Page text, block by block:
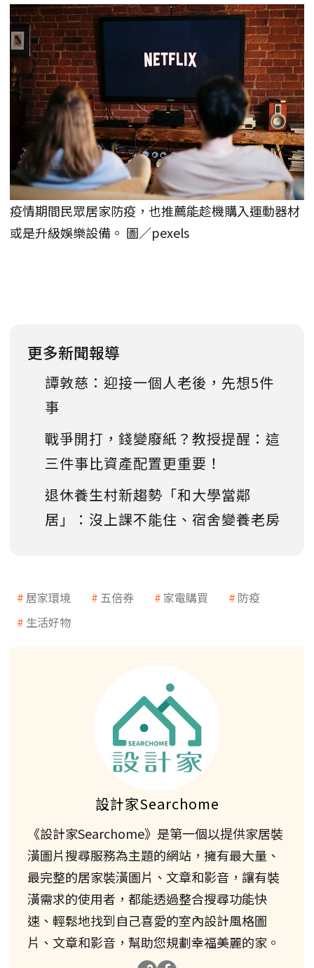
疫情期間民眾居家防疫，也推薦能趁機購入運動器材
或是升級娛樂設備。 圖／pexels
更多新聞報導
譚敦慈：迎接一個人老後，先想5件
事
戰爭開打，錢變廢紙？教授提醒：這
三件事比資產配置更重要！
退休養生村新趨勢「和大學當鄰
居」：沒上課不能住、宿舍變養老房
居家環境 五倍券 家電購買
防疫
生活好物
設計家Searchome
《設計家Searchome》是第一個以提供家居裝
潢圖片搜尋服務為主題的網站，擁有最大量、
最完整的居家裝潢圖片、文章和影音，讓有裝
潢需求的使用者，都能透過整合搜尋功能快
速、輕鬆地找到自己喜愛的室內設計風格圖
片、文章和影音，幫助您規劃幸福美麗的家。